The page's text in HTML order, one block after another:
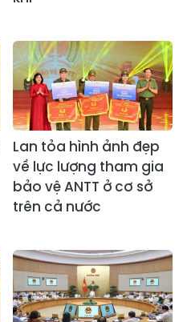
Lan tỏa hình ảnh đẹp
về lực lượng tham gia
bảo vệ ANTT ở cơ sở
trên cả nước